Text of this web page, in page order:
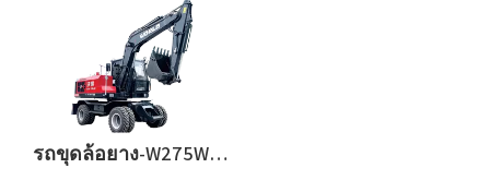
รถขุดล้อยาง-W275W-10PLUS